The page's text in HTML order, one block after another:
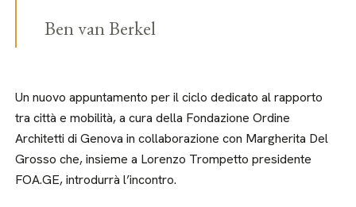
Ben van Berkel
Un nuovo appuntamento per il ciclo dedicato al rapporto
tra città e mobilità, a cura della Fondazione Ordine
Architetti di Genova in collaborazione con Margherita Del
Grosso che, insieme a Lorenzo Trompetto presidente
FOA.GE, introdurrà l’incontro.